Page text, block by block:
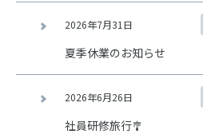
2026年7月31日
夏季休業のお知らせ
2026年6月26日
社員研修旅行🎐